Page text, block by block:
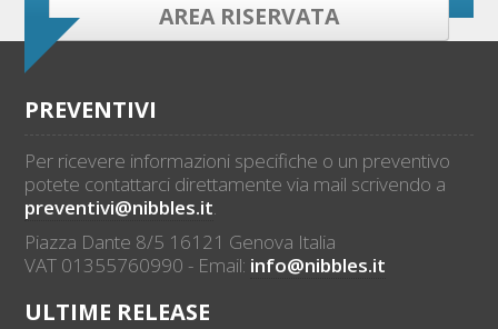
AREA RISERVATA
PREVENTIVI
Per ricevere informazioni specifiche o un preventivo
potete contattarci direttamente via mail scrivendo a
preventivi@nibbles.it.
Piazza Dante 8/5 16121 Genova Italia
VAT 01355760990 - Email: info@nibbles.it
ULTIME RELEASE